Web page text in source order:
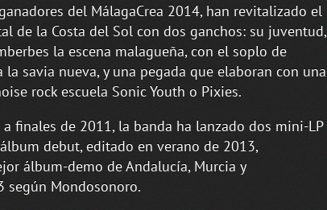
del MálagaCrea 2014, han revitalizado el
de la Costa del Sol con dos ganchos: su juventud,
la escena malagueña, con el soplo de
savia nueva, y una pegada que elaboran con una
rock escuela Sonic Youth o Pixies.
finales de 2011, la banda ha lanzado dos mini-LP
debut, editado en verano de 2013,
álbum-demo de Andalucía, Murcia y
según Mondosonoro.